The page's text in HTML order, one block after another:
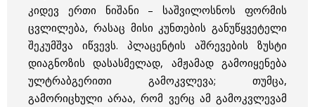
კიდევ ერთი ნიშანი – საშვილოსნოს ფორმის
ცვლილება, რასაც მისი კუნთების განუწყვეტელი
შეკუმშვა იწვევს. პლაცენტის აშრევების ზუსტი
დიაგნოზის დასასმელად, ამჟამად გამოიყენება
ულტრაბგერითი გამოკვლევა; თუმცა,
გამორიცხული არაა, რომ ვერც ამ გამოკვლევამ